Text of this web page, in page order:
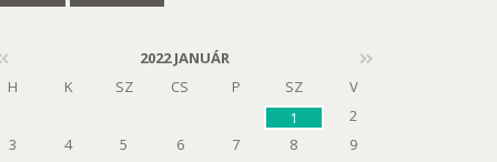
H K SZ CS P SZ
V
1
2
3
4 5 6 7 8
9
2022 JANUÁR